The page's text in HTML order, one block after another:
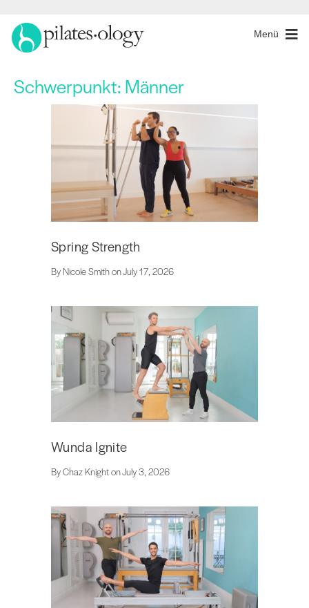
Menü
Schwerpunkt:Männer
Spring Strength
By Nicole Smith on July 17, 2026
Wunda Ignite
By Chaz Knight on July 3, 2026